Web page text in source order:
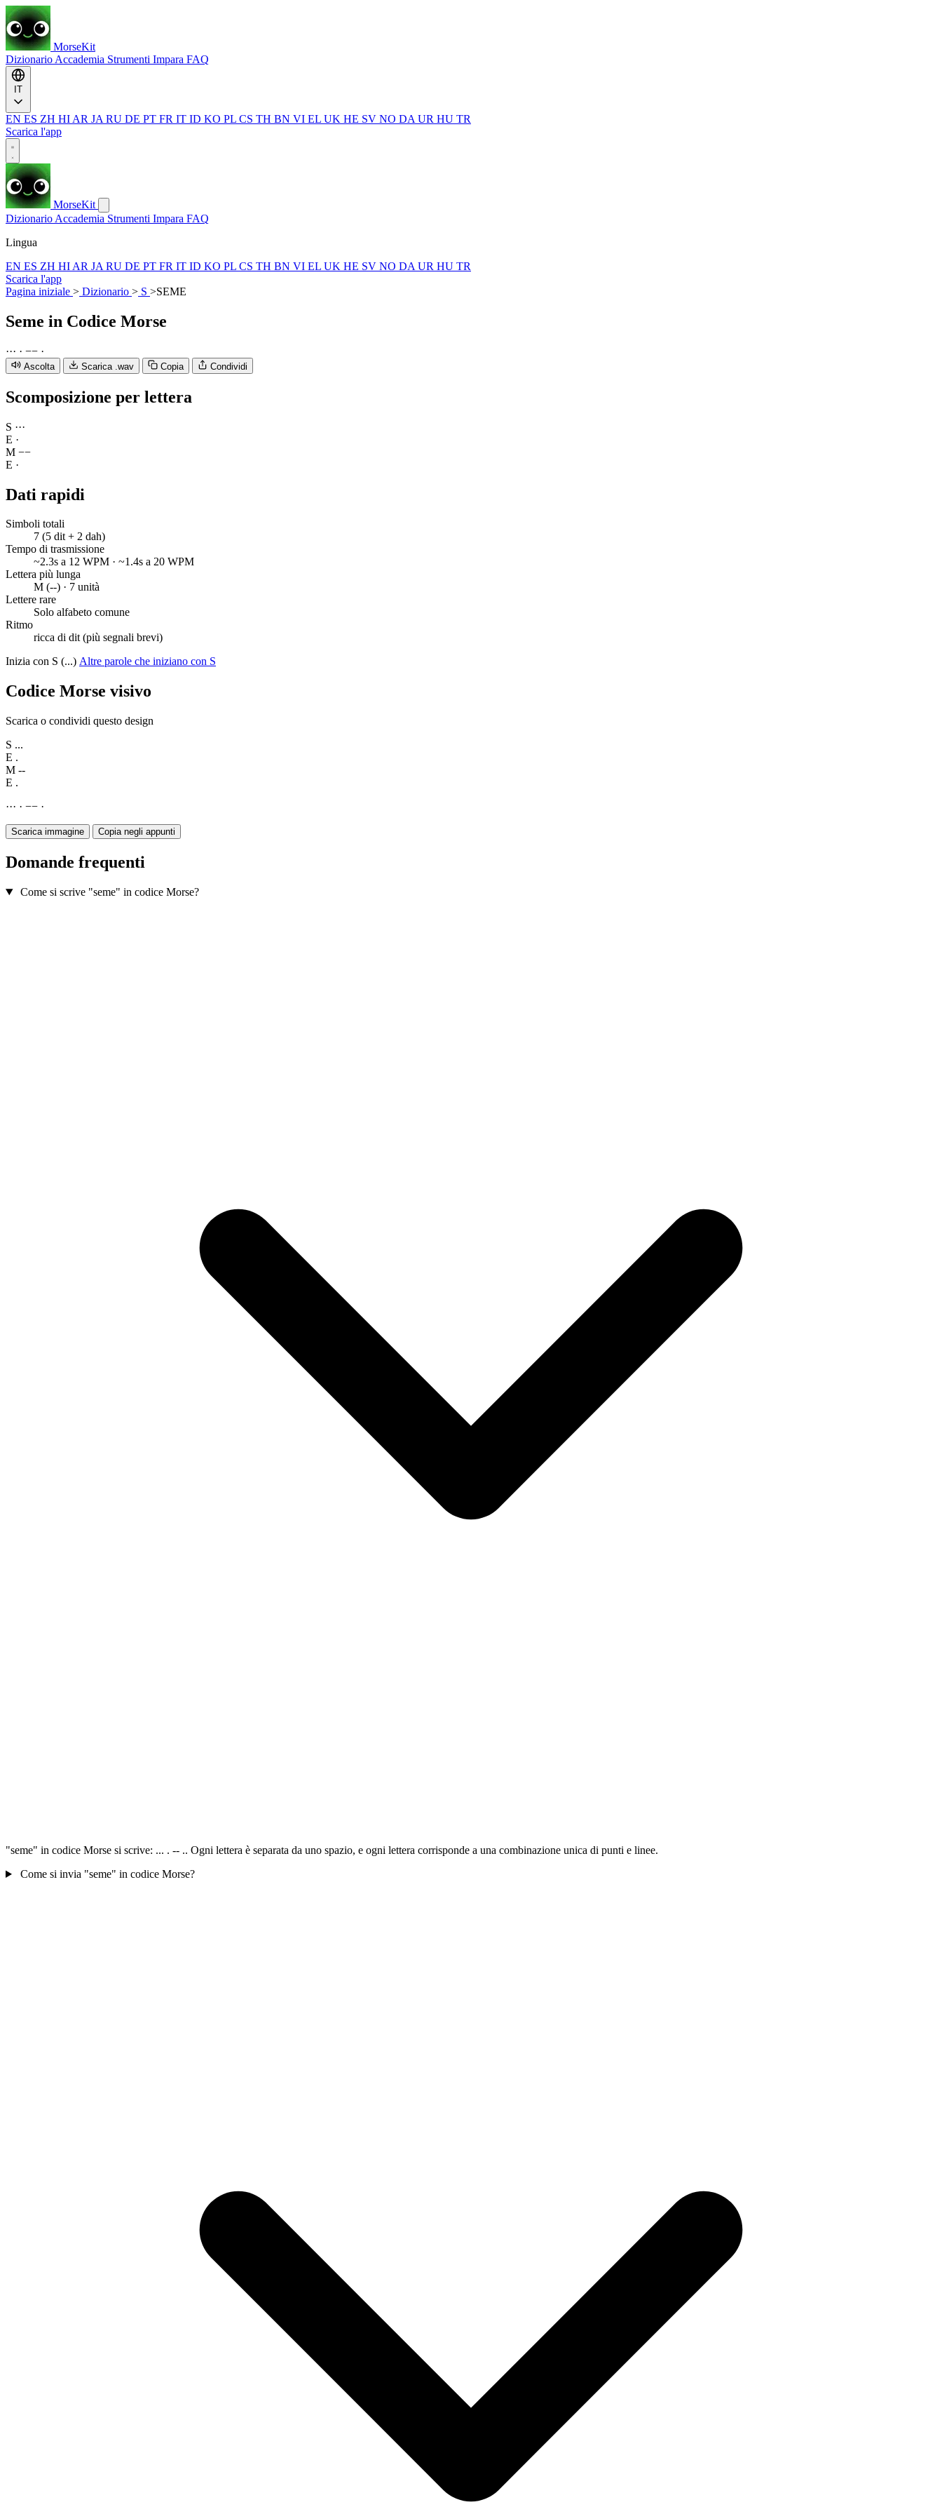
MorseKit
Dizionario Accademia Strumenti Impara FAQ
EN ES ZH HI AR JA RU DE PT FR IT ID KO PL CS TH BN VI EL UK HE SV NO DA UR HU TR
Scarica l'app
MorseKit
Dizionario Accademia Strumenti Impara FAQ
Lingua
EN ES ZH HI AR JA RU DE PT FR IT ID KO PL CS TH BN VI EL UK HE SV NO DA UR HU TR
Scarica l'app
Pagina iniziale > Dizionario > S >SEME
Seme in Codice Morse
··· · −− ·
Ascolta Scarica .wav Copia Condividi
Scomposizione per lettera
S ···
E ·
M −−
E ·
Dati rapidi
Simboli totali
7 (5 dit + 2 dah)
Tempo di trasmissione
~2.3s a 12 WPM · ~1.4s a 20 WPM
Lettera più lunga
M (--) · 7 unità
Lettere rare
Solo alfabeto comune
Ritmo
ricca di dit (più segnali brevi)
Inizia con S (...) Altre parole che iniziano con S
Codice Morse visivo
Scarica o condividi questo design
S ...
E .
M --
E .
··· · −− ·
Scarica immagine Copia negli appunti
Domande frequenti
Come si scrive "seme" in codice Morse?
"seme" in codice Morse si scrive: ... . -- .. Ogni lettera è separata da uno spazio, e ogni lettera corrisponde a una combinazione unica di punti e linee.
Come si invia "seme" in codice Morse?